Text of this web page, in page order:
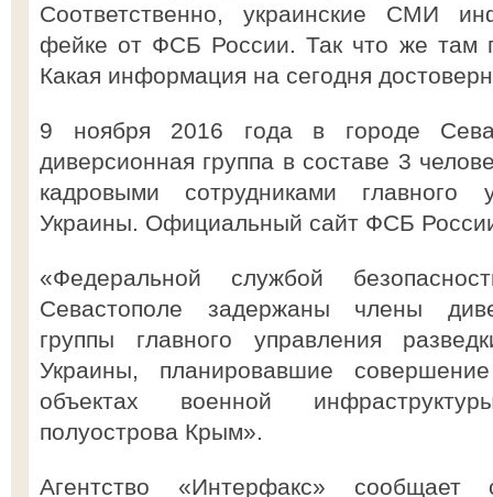
Соответственно, украинские СМИ
фейке от ФСБ России. Так что же там
Какая информация на сегодня
9 ноября 2016 года в городе
диверсионная группа в составе 3
кадровыми сотрудниками
Украины. Официальный сайт ФСБ
«Федеральной службой
Севастополе задержаны члены
группы главного управления
Украины, планировавшие
объектах военной
полуострова Крым».
Агентство «Интерфакс» сообщает